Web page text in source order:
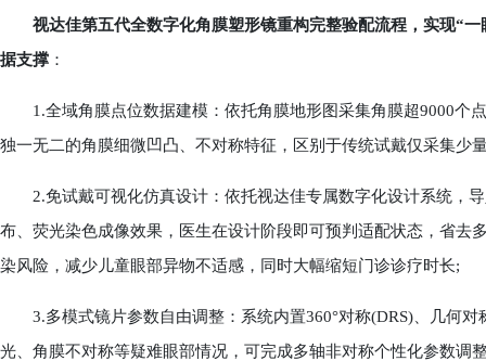
视达佳第五代全数字化角膜塑形镜重构完整验配流程，实现“
据支撑 ：
1.全域角膜点位数据建模：依托角膜地形图采集角膜超9000个
独一无二的角膜细微凹凸、不对称特征，区别于传统试戴仅采集少
2.免试戴可视化仿真设计：依托视达佳专属数字化设计系统，
布、荧光染色成像效果，医生在设计阶段即可预判适配状态，省去
染风险，减少儿童眼部异物不适感，同时大幅缩短门诊诊疗时长;
3.多模式镜片参数自由调整：系统内置360°对称(DRS)、几何对
光、角膜不对称等疑难眼部情况，可完成多轴非对称个性化参数调